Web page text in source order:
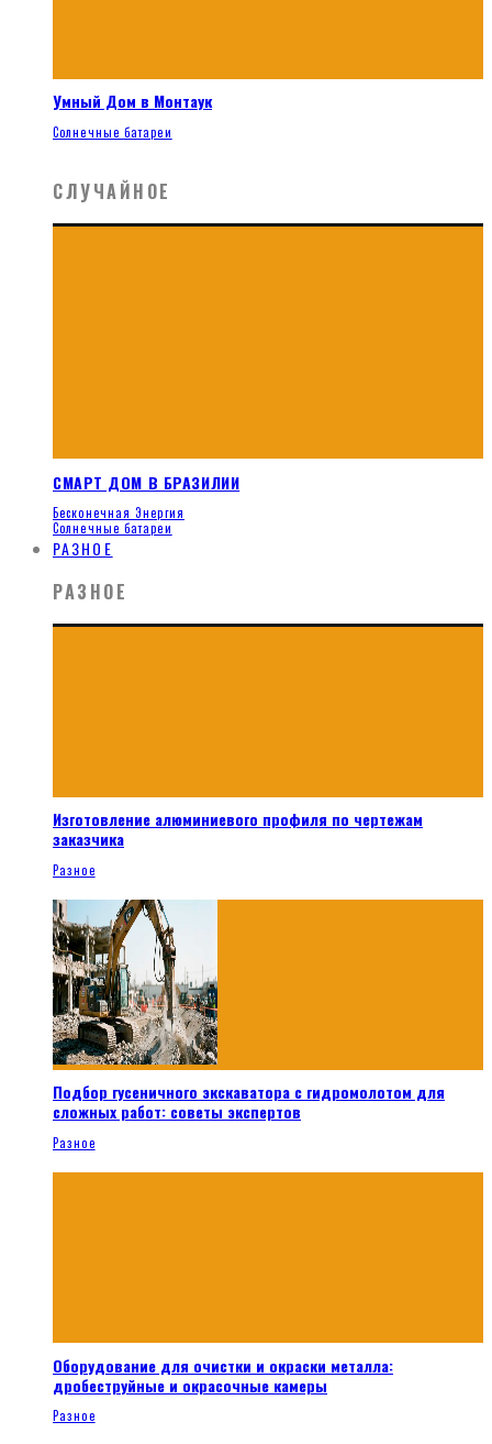
Умный Дом в Монтаук
Солнечные батареи
СЛУЧАЙНОЕ
СМАРТ ДОМ В БРАЗИЛИИ
Бесконечная Энергия
Солнечные батареи
РАЗНОЕ
РАЗНОЕ
Изготовление алюминиевого профиля по чертежам
заказчика
Разное
Подбор гусеничного экскаватора с гидромолотом для
сложных работ: советы экспертов
Разное
Оборудование для очистки и окраски металла:
дробеструйные и окрасочные камеры
Разное